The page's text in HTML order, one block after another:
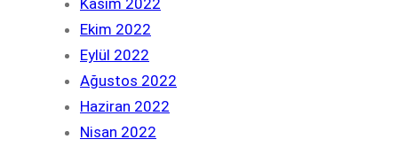
Ekim 2022
Eylül 2022
Ağustos 2022
Haziran 2022
Nisan 2022